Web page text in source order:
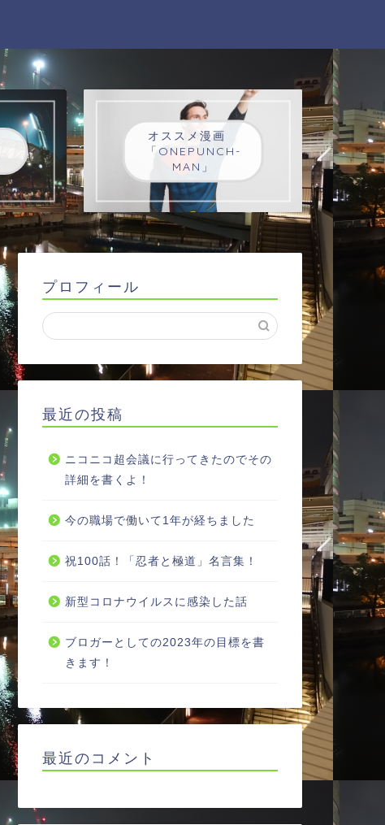
オススメ漫画
「ONEPUNCH-
MAN」
プロフィール
最近の投稿
ニコニコ超会議に行ってきたのでその
詳細を書くよ！
今の職場で働いて1年が経ちました
祝100話！「忍者と極道」名言集！
新型コロナウイルスに感染した話
ブロガーとしての2023年の目標を書
きます！
最近のコメント